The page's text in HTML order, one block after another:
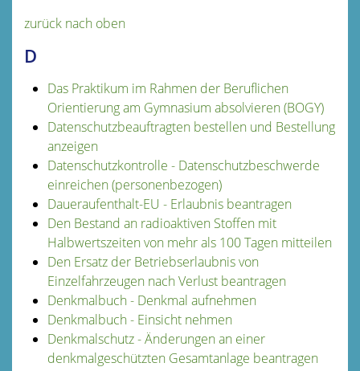
zurück nach oben
D
Das Praktikum im Rahmen der Beruflichen
Orientierung am Gymnasium absolvieren (BOGY)
Datenschutzbeauftragten bestellen und Bestellung
anzeigen
Datenschutzkontrolle - Datenschutzbeschwerde
einreichen (personenbezogen)
Daueraufenthalt-EU - Erlaubnis beantragen
Den Bestand an radioaktiven Stoffen mit
Halbwertszeiten von mehr als 100 Tagen mitteilen
Den Ersatz der Betriebserlaubnis von
Einzelfahrzeugen nach Verlust beantragen
Denkmalbuch - Denkmal aufnehmen
Denkmalbuch - Einsicht nehmen
Denkmalschutz - Änderungen an einer
denkmalgeschützten Gesamtanlage beantragen